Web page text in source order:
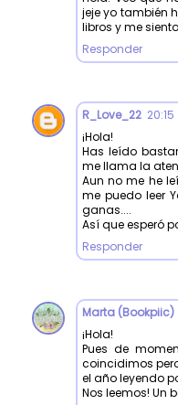
jeje yo también
libros y me
Responder
R_Love_22 20:15
¡Hola!
Has leído
me llama la
Aun no me he
me puedo leer
ganas....
Así que esperó
Responder
Marta (Bookpiic)
¡Hola!
Pues de
coincidimos
el año leyendo
Nos leemos! Un